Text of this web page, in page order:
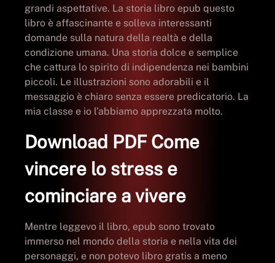
grandi aspettative. La storia libro epub questo
libro è affascinante e solleva interessanti
domande sulla natura della realtà e della
condizione umana. Una storia dolce e semplice
che cattura lo spirito di indipendenza nei bambini
piccoli. Le illustrazioni sono adorabili e il
messaggio è chiaro senza essere predicatorio. La
mia classe e io l’abbiamo apprezzata molto.
Download PDF Come
vincere lo stress e
cominciare a vivere
Mentre leggevo il libro, epub sono trovato
immerso nel mondo della storia e nella vita dei
personaggi, e non potevo libro gratis a meno